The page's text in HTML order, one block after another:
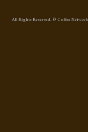
All Rights Reserved. © Coffee Network